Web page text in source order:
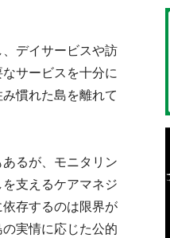
デイサービスや訪
サービスを十分に
慣れた島を離れて
るが、モニタリン
支えるケアマネジ
存するのは限界が
実情に応じた公的